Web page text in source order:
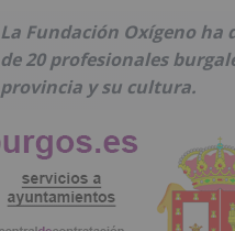
La Fundación Oxígeno
de 20 profesionales
provincia y su cultura.